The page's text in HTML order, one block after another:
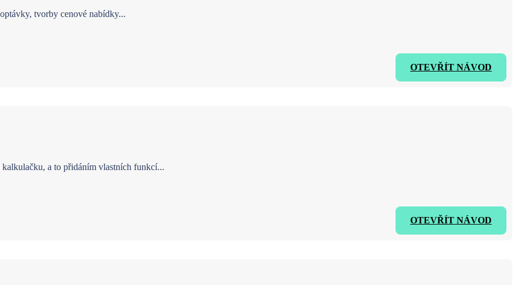
tvorby cenové nabídky...
OTEVŘÍT NÁVOD
a to přidáním vlastních funkcí...
OTEVŘÍT NÁVOD